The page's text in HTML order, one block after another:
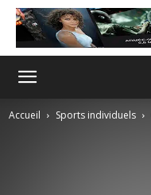
Accueil Sports individuels